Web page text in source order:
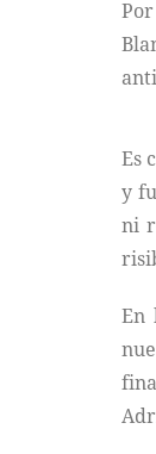
Es
y
ni
En